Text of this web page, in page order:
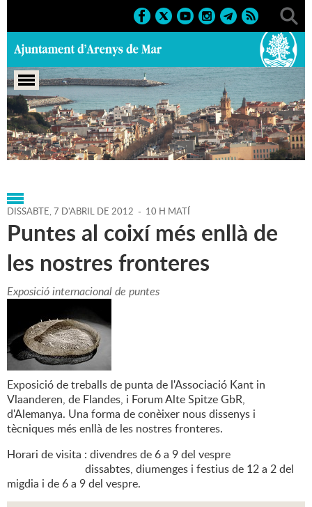
Portada > Agenda > 07-04-
2012 > Marcs > Culturals > 2012 > 25a Diada de la Puntaire
DISSABTE,7 D'ABRIL DE 2012 - 10 H MATÍ
Puntes al coixí més enllà de
les nostres fronteres
Exposició internacional de puntes
Exposició de treballs de punta de l'Associació Kant in
Vlaanderen, de Flandes, i Forum Alte Spitze GbR,
d'Alemanya. Una forma de conèixer nous dissenys i
tècniques més enllà de les nostres fronteres.
Horari de visita : divendres de 6 a 9 del vespre
dissabtes, diumenges i festius de 12 a 2 del
migdia i de 6 a 9 del vespre.